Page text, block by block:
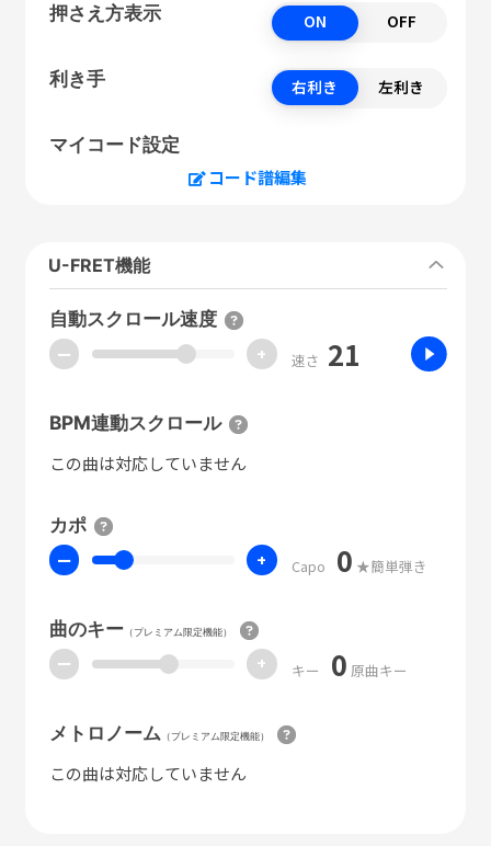
押さえ方表示 ON OFF
利き手 右利き 左利き
マイコード設定
コード譜編集
U-FRET機能
自動スクロール速度
ー + 速さ 21
BPM連動スクロール
この曲は対応していません
カポ
ー + Capo 0 ★簡単弾き
曲のキー（プレミアム限定機能）
ー + キー 0 原曲キー
メトロノーム （プレミアム限定機能）
この曲は対応していません